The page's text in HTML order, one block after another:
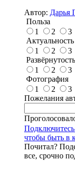
Автор: Дарья
Польза
1
2 3
Актуальность
1
2 3
Развёрнутость
1
2 3
Фотография
1
2 3
Пожелания
чтобы быть в
Почитал?
все, срочно